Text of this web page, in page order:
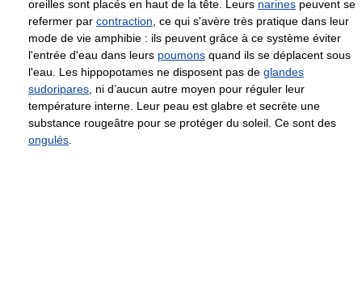
oreilles sont placés en haut de la tête. Leurs narines peuvent se
refermer par contraction , ce qui s'avère très pratique dans leur
mode de vie amphibie : ils peuvent grâce à ce système éviter
l'entrée d'eau dans leurs poumons quand ils se déplacent sous
l'eau. Les hippopotames ne disposent pas de glandes
sudoripares , ni d’aucun autre moyen pour réguler leur
température interne. Leur peau est glabre et secrète une
substance rougeâtre pour se protéger du soleil. Ce sont des
ongulés